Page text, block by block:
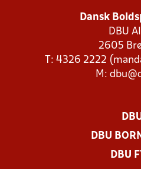
Dansk
DBU
2605
T: 4326 2222
M:
DBU
DBU